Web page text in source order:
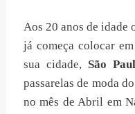
Aos 20 anos de idade
já começa colocar
sua cidade, São
passarelas de moda
no mês de Abril em